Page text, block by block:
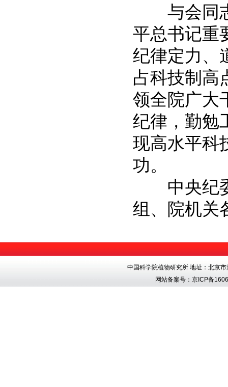
与会同志
平总书记重
纪律定力、
占科技制高
领全院广大
纪律，勤勉
现高水平科
功。
中央纪委
组、院机关
中国科学院植物研究所 地址：北京
网站备案号：京ICP备